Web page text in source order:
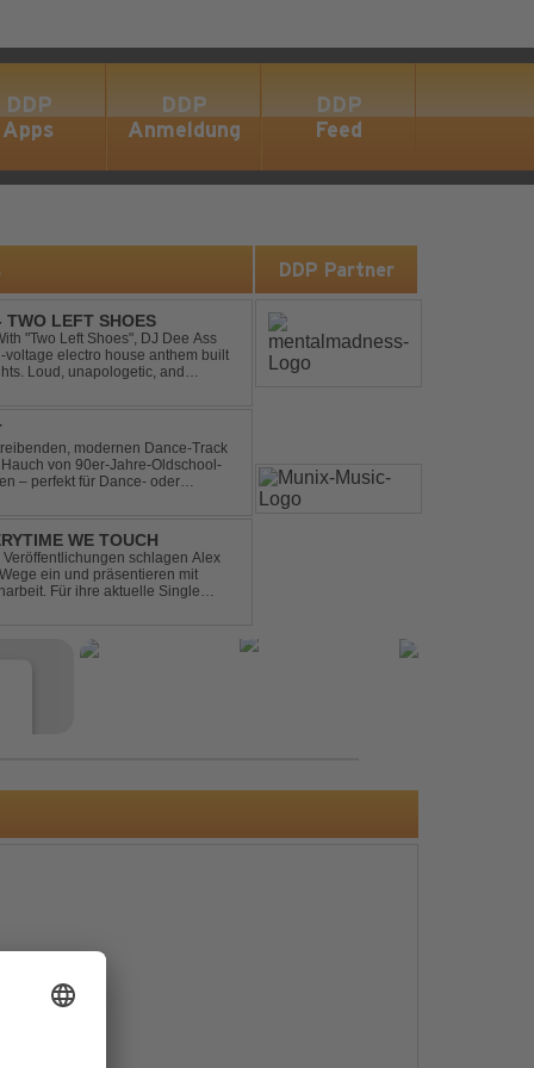
DDP
Apps
DDP
Anmeldung
DDP
Feed
TWO LEFT SHOES
electro house anthem built
Loud, unapologetic, and
modernen Dance-Track
Hauch von 90er-Jahre-Oldschool-
– perfekt für Dance- oder
WE TOUCH
schlagen Alex
ein und präsentieren mit
Für ihre aktuelle Single
DDP Partner